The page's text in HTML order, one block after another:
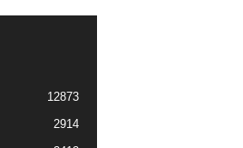
12873
2914